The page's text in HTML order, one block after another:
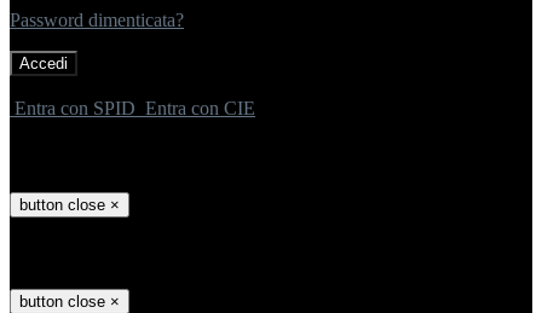
Password dimenticata?
Entra con SPID Entra con CIE
button close ×
button close ×